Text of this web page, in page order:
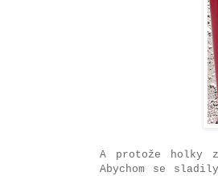
A protože holky
Abychom se